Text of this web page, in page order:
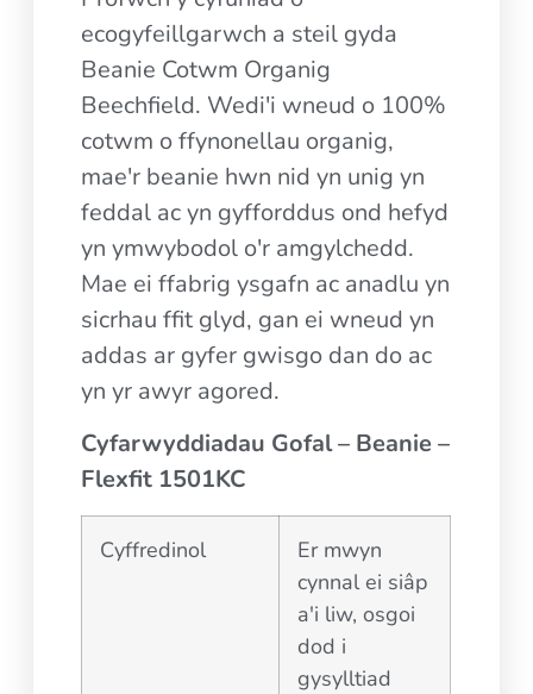
ecogyfeillgarwch a steil gyda
Beanie Cotwm Organig
Beechfield. Wedi'i wneud o 100%
cotwm o ffynonellau organig,
mae'r beanie hwn nid yn unig yn
feddal ac yn gyfforddus ond hefyd
yn ymwybodol o'r amgylchedd.
Mae ei ffabrig ysgafn ac anadlu yn
sicrhau ffit glyd, gan ei wneud yn
addas ar gyfer gwisgo dan do ac
yn yr awyr agored.
Cyfarwyddiadau Gofal – Beanie –
Flexfit 1501KC
Cyffredinol
Er mwyn
cynnal ei siâp
a'i liw, osgoi
dod i
gysylltiad